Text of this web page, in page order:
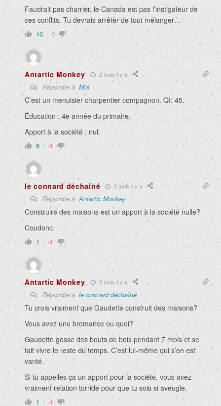
Faudrait pas charrier, le Canada est pas l’instigateur de
ces conflits. Tu devrais arrêter de tout mélanger…
10 0
Antartic Monkey 2 mois il y a
Répondre à Moi
C’est un menuisier charpentier compagnon. QI: 45.
Éducation : 4e année du primaire.
Apport à la société : nul.
6 -1
le connard déchaîné 2 mois il y a
Répondre àAntartic Monkey
Construire des maisons est un apport à la société nulle?
Coudonc.
1 -1
Antartic Monkey 2 mois il y a
Répondre à le connard déchaîné
Tu crois vraiment que Gaudette construit des maisons?
Vous avez une bromance ou quoi?
Gaudette gosse des bouts de bois pendant 7 mois et se
fait vivre le reste du temps. C’est lui-même qui s’en est
vanté.
Si tu appelles ça un apport pour la société, vous avez
vraiment relation torride pour que tu sois si aveugle.
1 -1